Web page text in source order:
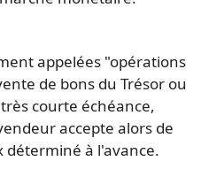
appelées "opérations
de bons du Trésor ou
courte échéance,
accepte alors de
déterminé à l'avance.